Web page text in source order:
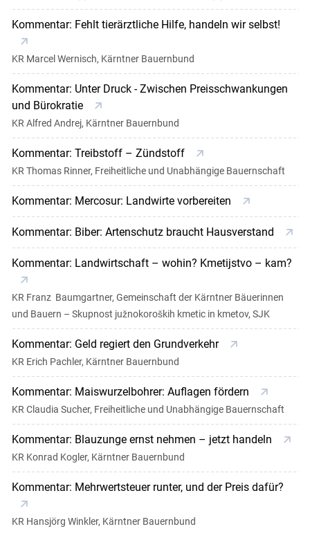
Kommentar: Fehlt tierärztliche Hilfe, handeln wir selbst!
KR Marcel Wernisch, Kärntner Bauernbund
Kommentar: Unter Druck - Zwischen Preisschwankungen
und Bürokratie
KR Alfred Andrej, Kärntner Bauernbund
Kommentar: Treibstoff – Zündstoff
KR Thomas Rinner, Freiheitliche und Unabhängige Bauernschaft
Kommentar: Mercosur: Landwirte vorbereiten
Kommentar: Biber: Artenschutz braucht Hausverstand
Kommentar: Landwirtschaft – wohin? Kmetijstvo – kam?
KR Franz Baumgartner, Gemeinschaft der Kärntner Bäuerinnen
und Bauern – Skupnost južnokoroških kmetic in kmetov, SJK
Kommentar: Geld regiert den Grundverkehr
KR Erich Pachler, Kärntner Bauernbund
Kommentar: Maiswurzelbohrer: Auflagen fördern
KR Claudia Sucher, Freiheitliche und Unabhängige Bauernschaft
Kommentar: Blauzunge ernst nehmen – jetzt handeln
KR Konrad Kogler, Kärntner Bauernbund
Kommentar: Mehrwertsteuer runter, und der Preis dafür?
KR Hansjörg Winkler, Kärntner Bauernbund